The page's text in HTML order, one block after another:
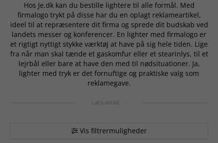
Hos Je.dk kan du bestille lightere til alle formål. Med
firmalogo trykt på disse har du en oplagt reklameartikel,
ideel til at repræsentere dit firma og sprede dit budskab ved
landets messer og konferencer. En lighter med firmalogo er
et rigtigt nyttigt stykke værktøj at have på sig hele tiden. Lige
fra når man skal tænde et gaskomfur eller et stearinlys, til et
lejrbål eller bare at have den med til nødsituationer. Ja,
lighter med tryk er det fornuftige og praktiske valg som
reklamegave.
Vis filtrermuligheder